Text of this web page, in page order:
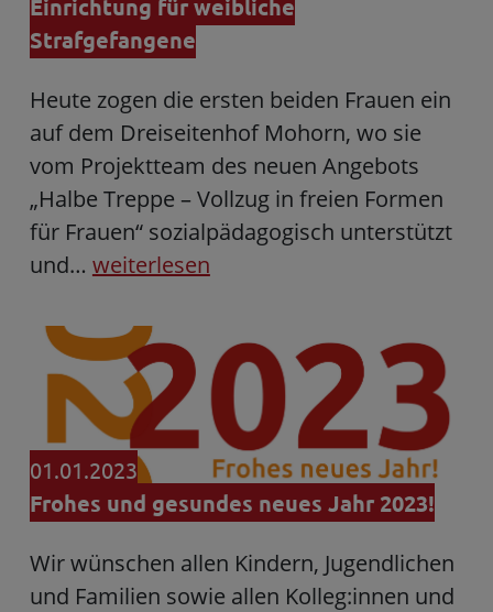
Einrichtung für weibliche
Strafgefangene
Heute zogen die ersten beiden Frauen ein
auf dem Dreiseitenhof Mohorn, wo sie
vom Projektteam des neuen Angebots
„Halbe Treppe – Vollzug in freien Formen
für Frauen“ sozialpädagogisch unterstützt
und… weiterlesen
01.01.2023
Frohes und gesundes neues Jahr 2023!
Wir wünschen allen Kindern, Jugendlichen
und Familien sowie allen Kolleg:innen und